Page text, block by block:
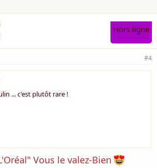
Hors ligne
#4
... c'est plutôt rare !
Vous le valez-Bien